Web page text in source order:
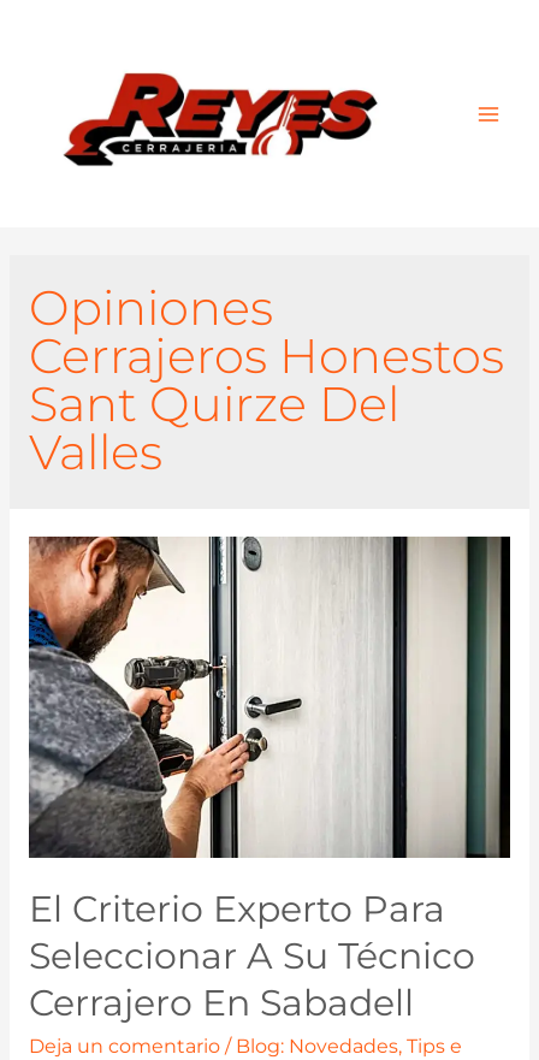
Opiniones
Cerrajeros Honestos
Sant Quirze Del
Valles
El Criterio Experto Para
Seleccionar A Su Técnico
Cerrajero En Sabadell
Deja un comentario / Blog: Novedades, Tips e